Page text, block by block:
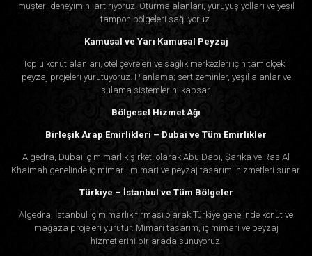
müşteri deneyimini artırıyoruz. Oturma alanları, yürüyüş yolları ve yeşil
tampon bölgeleri sağlıyoruz.
Kamusal ve Yarı Kamusal Peyzaj
Toplu konut alanları, otel çevreleri ve sağlık merkezleri için tam ölçekli
peyzaj projeleri yürütüyoruz. Planlama; sert zeminler, yeşil alanlar ve
sulama sistemlerini kapsar.
Bölgesel Hizmet Ağı
Birleşik Arap Emirlikleri – Dubai ve Tüm Emirlikler
Algedra, Dubai iç mimarlık şirketi olarak Abu Dabi, Şarika ve Ras Al
Khaimah genelinde iç mimari, mimari ve peyzaj tasarımı hizmetleri sunar.
Türkiye – İstanbul ve Tüm Bölgeler
Algedra, İstanbul iç mimarlık firması olarak Türkiye genelinde konut ve
mağaza projeleri yürütür. Mimari tasarım, iç mimari ve peyzaj
hizmetlerini bir arada sunuyoruz.